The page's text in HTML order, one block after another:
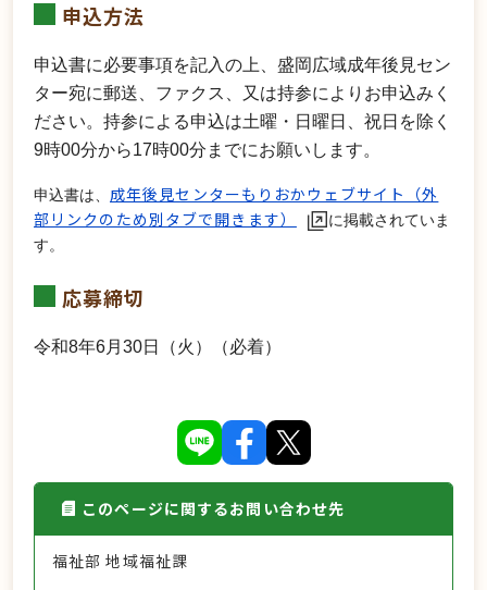
申込方法
申込書に必要事項を記入の上、盛岡広域成年後見セン
ター宛に郵送、ファクス、又は持参によりお申込みく
ださい。持参による申込は土曜・日曜日、祝日を除く
9時00分から17時00分までにお願いします。
申込書は、 成年後見センターもりおかウェブサイト（外
部リンクのため別タブで開きます）
に掲載されていま
す。
応募締切
令和8年6月30日（火）（必着）
このページに関するお問い合わせ先
福祉部 地域福祉課